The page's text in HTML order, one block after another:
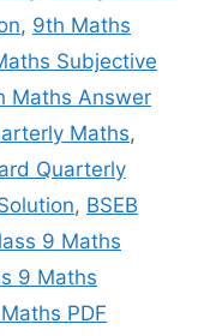
, 9th Maths
Subjective
Maths Answer
Maths,
Quarterly
, BSEB
9 Maths
9 Maths
PDF